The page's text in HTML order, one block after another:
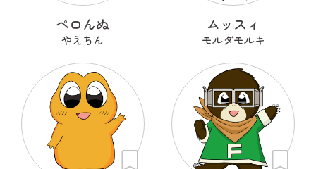
ペロんぬ
やえちん
ムッスィ
モルダモルキ